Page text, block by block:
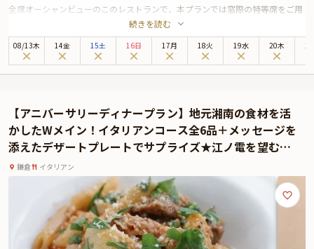
全席オーシャンビューのこのレストランで、本プランでは窓際の特等席をご用
意いたします。相模湾の穏やかな波音を感じながら、富士山や江ノ島の雄大な
景色を独り占めできる贅沢なひとときをお楽しみいただけます。特に、サンセ
ット時のマジックアワーは一度訪れたら忘れられないほど美しく、ディナーの
の壮大な景色が、あなたと大切な人の記念日をより一層特別なものにしてくれ
ます。料理は、地元・鎌倉野菜や相模湾で獲れる新鮮な魚介をふんだんに使っ
た創作フレンチ。シェフが手掛ける全8品のコース料理は、素材本来の味を最
大限に引き出した一皿一皿が、まるでアートのように美しく、心に残る味わい
このアニバーサリーコースでは、乾杯用のスパークリングワインが提供され、
メッセージ付きのアニバーサリープレートでお祝いの気持ちを表現できます。
大切な人との記念日を、心に残る素晴らしい時間として刻みたいあなたにぴっ
たりのプランです。細部まで気配りが行き届いたサービスとともに、至福のひ
続きを読む
08/13木 14金 15土 16日 17月 18火 19水 20木
【アニバーサリーディナープラン】地元湘南の食材を活
かしたWメイン！イタリアンコース全6品＋メッセージを
添えたデザートプレートでサプライズ★江ノ電を望む上
質空間
鎌倉 イタリアン